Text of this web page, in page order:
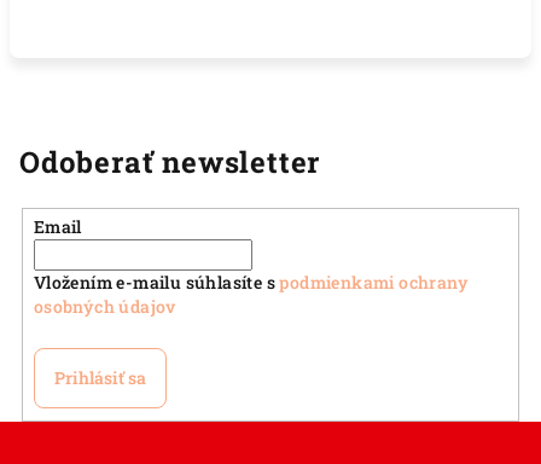
Odoberať newsletter
Email
Vložením e-mailu súhlasíte spodmienkami ochrany
osobných údajov
Prihlásiť sa